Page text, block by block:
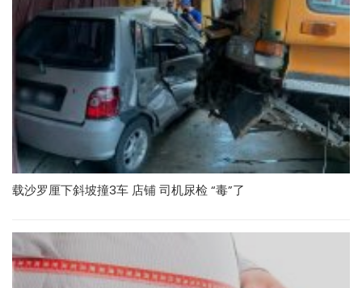
载沙罗厘下斜坡撞3车 店铺 司机尿检 “毒”了